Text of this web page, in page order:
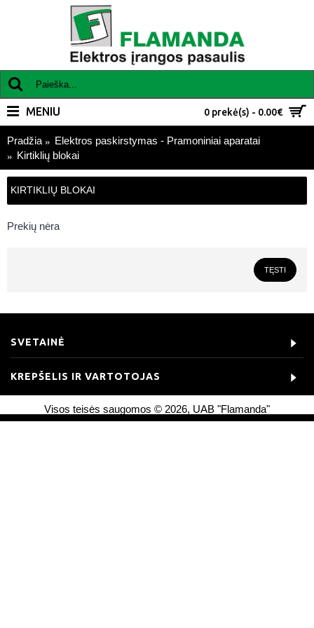
0 prekė(s) - 0.00€
MENIU
Pradžia
Elektros paskirstymas - Pramoniniai aparatai
Kirtiklių blokai
KIRTIKLIŲ BLOKAI
Prekių nėra
TĘSTI
SVETAINĖ
KREPŠELIS IR VARTOTOJAS
Visos teisės saugomos © 2026, UAB "Flamanda"